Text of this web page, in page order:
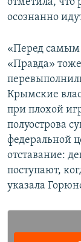
осознанно
«Перед самым
«Правда»
Крымские
при плохой
полуострова
федеральной
отставание:
поступают,
указала